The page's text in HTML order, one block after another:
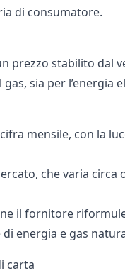
di consumatore.
prezzo stabilito dal
sia per l’energia
mensile, con la
che varia circa
il fornitore
energia e gas
carta